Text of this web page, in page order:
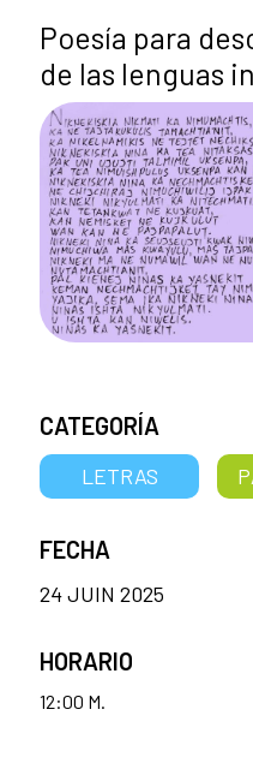
Poesía para
de las lenguas
CATEGORÍA
LETRAS
FECHA
24 JUIN 2025
HORARIO
12:00 M.